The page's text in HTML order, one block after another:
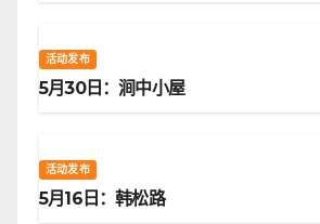
活动发布
5月30日：涧中小屋
活动发布
5月16日：韩松路